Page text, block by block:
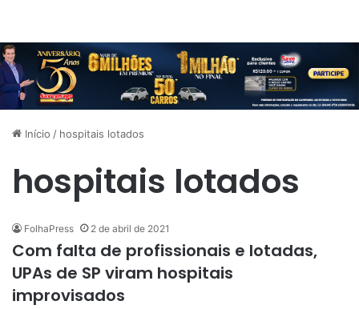
Início / hospitais lotados
hospitais lotados
FolhaPress 2 de abril de 2021
Com falta de profissionais e lotadas,
UPAs de SP viram hospitais
improvisados